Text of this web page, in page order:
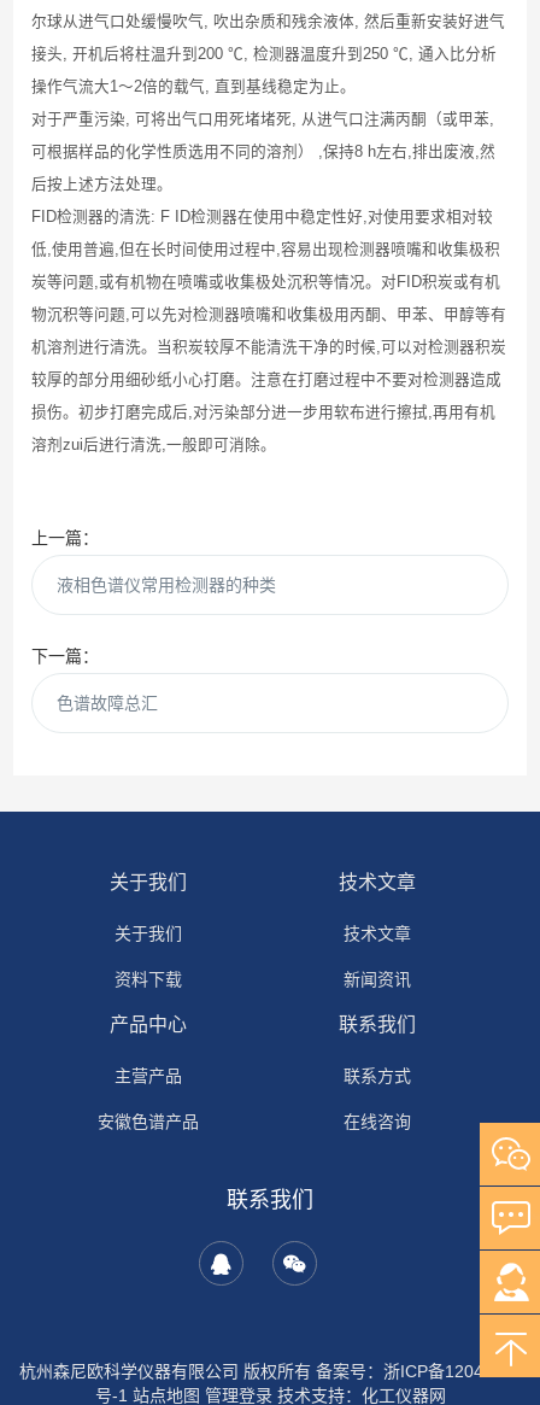
尔球从进气口处缓慢吹气, 吹出杂质和残余液体,然后重新安装好进气
接头,开机后将柱温升到200℃,检测器温度升到250℃,通入比分析
操作气流大1～2倍的载气, 直到基线稳定为止。
对于严重污染, 可将出气口用死堵堵死, 从进气口注满丙酮 （或甲苯,
可根据样品的化学性质选用不同的溶剂 ） ,保持8 h左右,排出废液,然
后按上述方法处理。
FID检测器的清洗: F ID检测器在使用中稳定性好,对使用要求相对较
低,使用普遍,但在长时间使用过程中,容易出现检测器喷嘴和收集极积
炭等问题,或有机物在喷嘴或收集极处沉积等情况。 对 FID积炭或有机
物沉积等问题, 可以先对检测器喷嘴和收集极用丙酮、甲苯、甲醇等有
机溶剂进行清洗。当积炭较厚不能清洗干净的时候, 可以对检测器积炭
较厚的部分用细砂纸小心打磨。注意在打磨过程中不要对检测器造成
损伤。初步打磨完成后,对污染部分进一步用软布进行擦拭,再用有机
溶剂zui后进行清洗,一般即可消除。
上一篇：
液相色谱仪常用检测器的种类
下一篇：
色谱故障总汇
关于我们
关于我们
资料下载
技术文章
技术文章
新闻资讯
产品中心
主营产品
安徽色谱产品
国产液相色谱仪
联系我们
联系方式
在线咨询
联系我们
杭州森尼欧科学仪器有限公司 版权所有 备案号： 浙ICP备12044702
号-1 站点地图 管理登录技术支持： 化工仪器网